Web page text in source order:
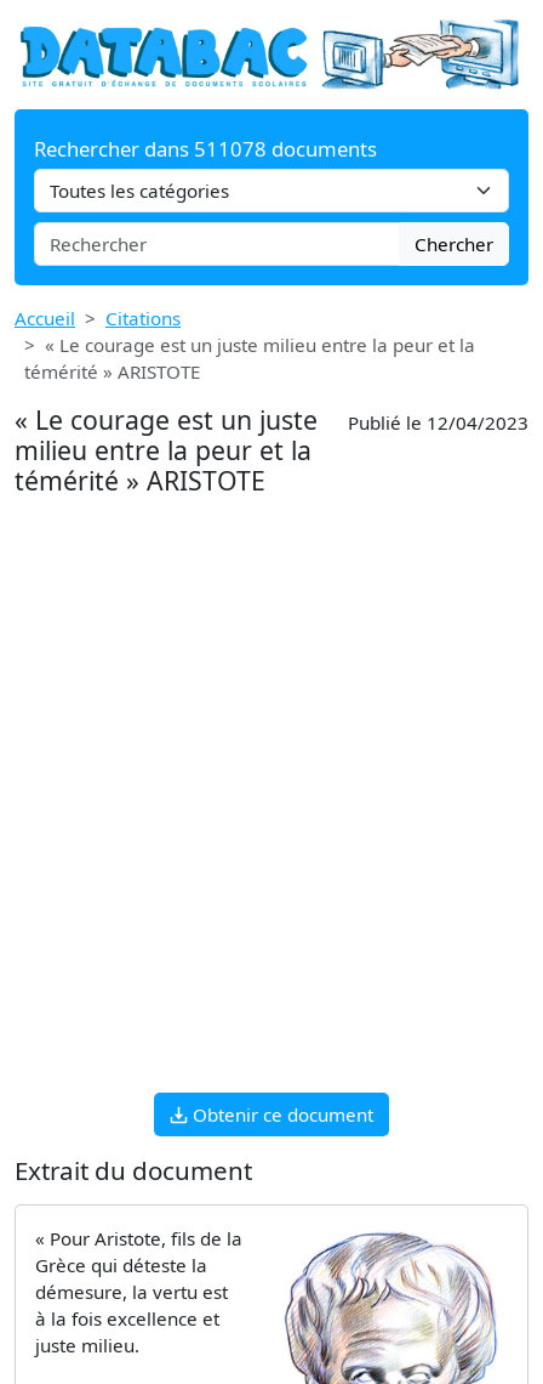
Rechercher dans 511078 documents
Chercher
Accueil
Citations
« Le courage est un juste milieu entre la peur et la
témérité » ARISTOTE
« Le courage est un juste
milieu entre la peur et la
témérité » ARISTOTE
Publié le 12/04/2023
Obtenir ce document
Extrait du document
« Pour Aristote, fils de la
Grèce qui déteste la
démesure, la vertu est
à la fois excellence et
juste milieu.